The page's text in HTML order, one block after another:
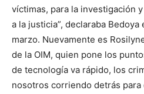
víctimas, para la investigación
a la justicia”, declaraba
marzo. Nuevamente es
de la OIM, quien pone los
de tecnología va rápido, los
nosotros corriendo detrás